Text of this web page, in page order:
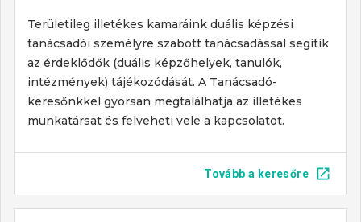
Területileg illetékes kamaráink duális képzési
tanácsadói személyre szabott tanácsadással segítik
az érdeklődők (duális képzőhelyek, tanulók,
intézmények) tájékozódását. A Tanácsadó-
keresőnkkel gyorsan megtalálhatja az illetékes
munkatársat és felveheti vele a kapcsolatot.
Tovább a keresőre